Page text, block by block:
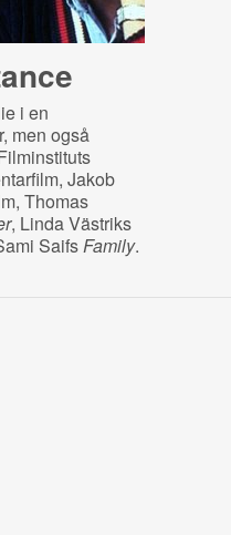
i en
men også
Jakob
Thomas
, Linda Västriks
SaifsFamily.